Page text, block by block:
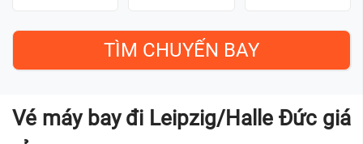
Vé máy bay đi Leipzig/Halle Đức giá